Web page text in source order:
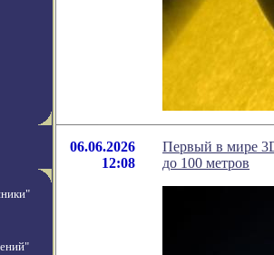
06.06.2026
12:08
Первый в мире
до 100 метров